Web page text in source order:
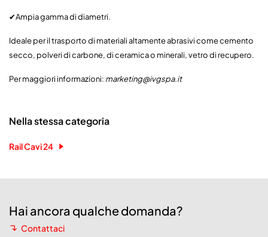
✔Ampia gamma di diametri.
Ideale per il trasporto di materiali altamente abrasivi come cemento
secco, polveri di carbone, di ceramica o minerali, vetro di recupero.
Per maggiori informazioni: marketing@ivgspa.it
Nella stessa categoria
Rail Cavi 24
Hai ancora qualche domanda?
Contattaci